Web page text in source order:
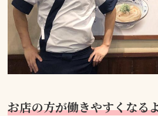
お店の方が働きやすくなる